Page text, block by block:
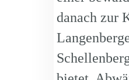
danach zur